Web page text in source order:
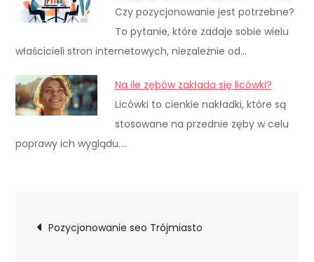
Czy pozycjonowanie jest potrzebne?
To pytanie, które zadaje sobie wielu
właścicieli stron internetowych, niezależnie od…
Na ile zębów zakłada się licówki?
Licówki to cienkie nakładki, które są
stosowane na przednie zęby w celu
poprawy ich wyglądu.…
Nawigacja
Pozycjonowanie seo Trójmiasto